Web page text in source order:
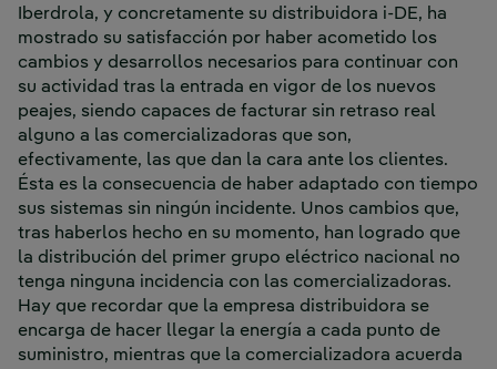
Iberdrola, y concretamente su distribuidora i-DE, ha
mostrado su satisfacción por haber acometido los
cambios y desarrollos necesarios para continuar con
su actividad tras la entrada en vigor de los nuevos
peajes, siendo capaces de facturar sin retraso real
alguno a las comercializadoras que son,
efectivamente, las que dan la cara ante los clientes.
Ésta es la consecuencia de haber adaptado con tiempo
sus sistemas sin ningún incidente. Unos cambios que,
tras haberlos hecho en su momento, han logrado que
la distribución del primer grupo eléctrico nacional no
tenga ninguna incidencia con las comercializadoras.
Hay que recordar que la empresa distribuidora se
encarga de hacer llegar la energía a cada punto de
suministro, mientras que la comercializadora acuerda